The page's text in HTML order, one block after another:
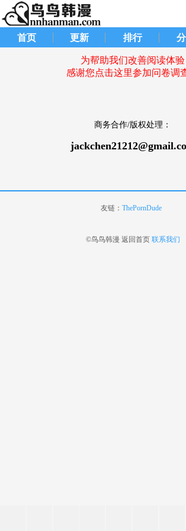
首页 更新 排行
为帮助我们改善阅读体验
感谢您点击这里参加问卷调
商务合作/版权处理：
友链： ThePornDude
©鸟鸟韩漫 返回首页 联系我们